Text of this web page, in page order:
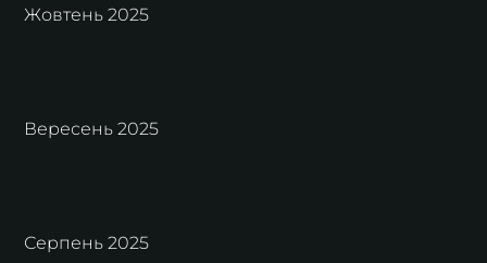
Жовтень 2025
Вересень 2025
Серпень 2025